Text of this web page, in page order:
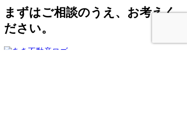
ブ
まずはご相談のうえ、お考えく
ださい。